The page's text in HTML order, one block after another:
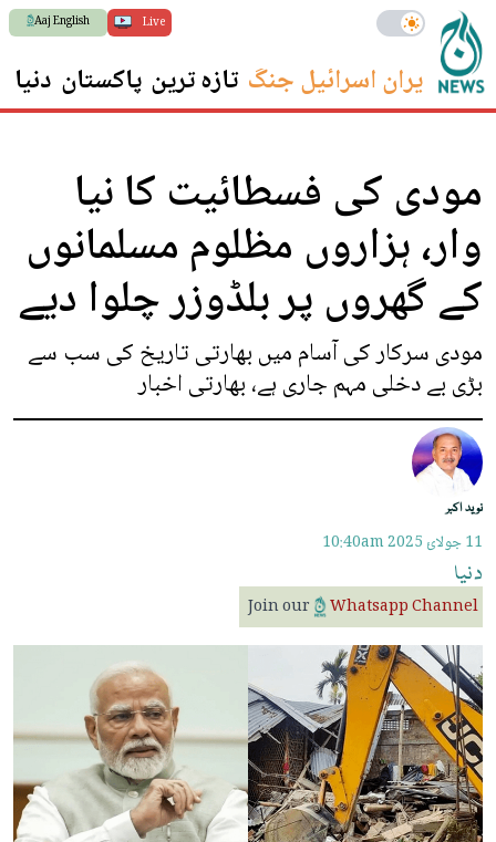
Live
Aaj English
ایران اسرائیل جنگ تازہ ترین پاکستان دنیا
مودی کی فسطائیت کا نیا
وار، ہزاروں مظلوم مسلمانوں
کے گھروں پر بلڈوزر چلوا دیے
مودی سرکار کی آسام میں بھارتی تاریخ کی سب سے
بڑی بے دخلی مہم جاری ہے، بھارتی اخبار
نوید اکبر
11 جولائ 2025 10:40am
دنیا
Join our Whatsapp Channel